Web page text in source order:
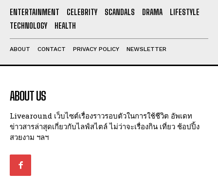
I've read and accept the
ENTERTAINMENT CELEBRITY SCANDALS DRAMA
LIFESTYLE
TECHNOLOGY
HEALTH
ABOUT CONTACT PRIVACY POLICY NEWSLETTER
ABOUT US
Livearound เว็บไซต์เรื่องราวรอบตัวในการใช้ชีวิต อัพเดท
ข่าวสารล่าสุดเกี่ยวกับไลฟ์สไตล์ ไม่ว่าจะเรื่องกิน เที่ยว ช้อปปิ้ง
สวยงาม ฯลฯ